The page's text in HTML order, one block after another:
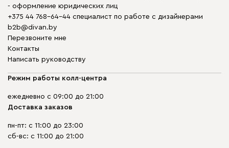
- оформление юридических лиц
+375 44 768-64-44 специалист по работе с дизайнерами
b2b@divan.by
Перезвоните мне
Контакты
Написать руководству
Режим работы колл-центра
ежедневно с 09:00 до 21:00
Доставка заказов
пн-пт: с 11:00 до 23:00
сб-вс: с 11:00 до 21:00